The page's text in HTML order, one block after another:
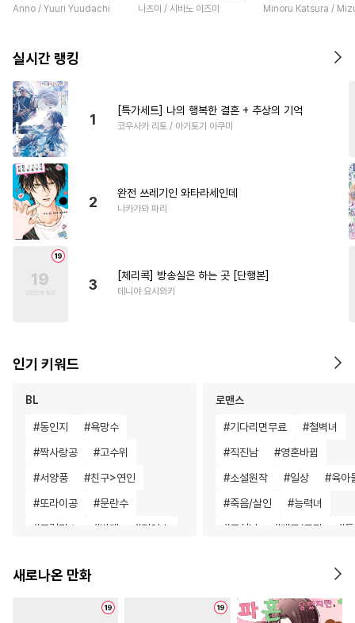
얀데레로 돌변했습니다 [단
Anno / Yuuri Yuudachi
총애를 받는다 [단행본]
나츠미 / 시바노 이즈미
붓 오라버니에게서
Minoru Katsura /
실시간 랭킹
1
[특가세트] 나의 행복한 결혼 + 추상의 기억
코우사카 리토 / 아기토기 아쿠미
2
완전 쓰레기인 와타라세인데
나카가와 파리
3
[체리콕] 방송실은 하는 곳 [단행본]
테니야 요시와키
인기 키워드
BL
#동인지 #욕망수
#짝사랑공 #고수위
#서양풍 #친구>연인
#또라이공 #문란수
#모럴리스 #변태 #귀염수
#사제관계
연하공
로맨스
#기다리면무료 #철벽녀
#직진남 #영혼바뀜
#소설원작 #일상 #육아
#죽음/살인 #능력녀
#무심남 #개그/코믹 #
#
인외존재 #고수위
새로나온 만화